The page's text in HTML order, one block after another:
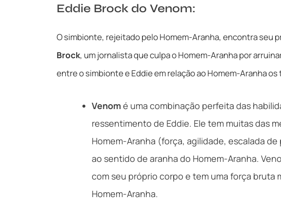
Eddie Brock do Venom:
O simbionte, rejeitado pelo Homem-Aranha, encontra seu
Brock, um jornalista que culpa o Homem-Aranha por
entre o simbionte e Eddie em relação ao Homem-Aranha
Venom é uma combinação perfeita das
ressentimento de Eddie. Ele tem muitas das
Homem-Aranha (força, agilidade, escalada
ao sentido de aranha do Homem-Aranha.
com seu próprio corpo e tem uma força bruta
Homem-Aranha.